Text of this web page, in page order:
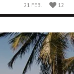
21 FEB. 12